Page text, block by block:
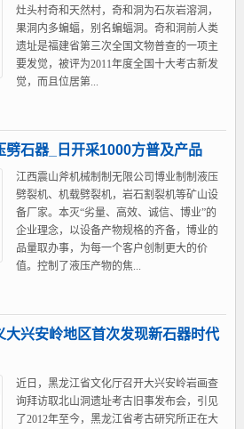
灶头村奇和天然村，奇和洞为石灰岩溶洞，
果洞内多蝙蝠，别名蝙蝠洞。奇和洞前人类
遗址是福建省第三次全国文物普查的一项主
要发觉，被评为2011年度全国十大考古新发
觉，而且位居第...
劈石器_日开采1000方普及产品
江西震山斧机械制制无限公司博业制制液压
劈裂机、机载劈裂机，岩石割裂机等矿山设
备厂家。本灭“劣量、高效、诚信、博业”的
企业理念，以设备产物规格的齐备，博业的
品量取办事，为每一个客户创制更大的价
值。控制了液压产物的焦...
大兴安岭地区首次发现新石器时代
近日，黑龙江省文化厅召开大兴安岭岩画查
询拜访取北山洞遗址考古旧事发布会，引见
了2012年至今，黑龙江省考古研究所正在大